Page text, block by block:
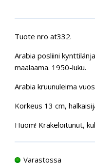
Tuote nro at332.
Arabia posliini
maalaama. 1950-luku.
Arabia kruunuleima
Korkeus 13 cm,
Huom! Krakeloitunut,
Varastossa